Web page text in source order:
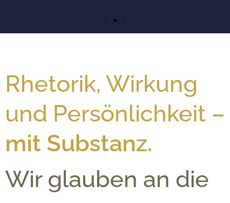
Rhetorik, Wirkung
und Persönlichkeit –
mit Substanz.
Wir glauben an die